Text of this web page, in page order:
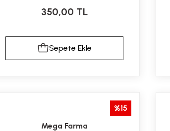
350,00 TL
Sepete Ekle
%15
Mega Farma